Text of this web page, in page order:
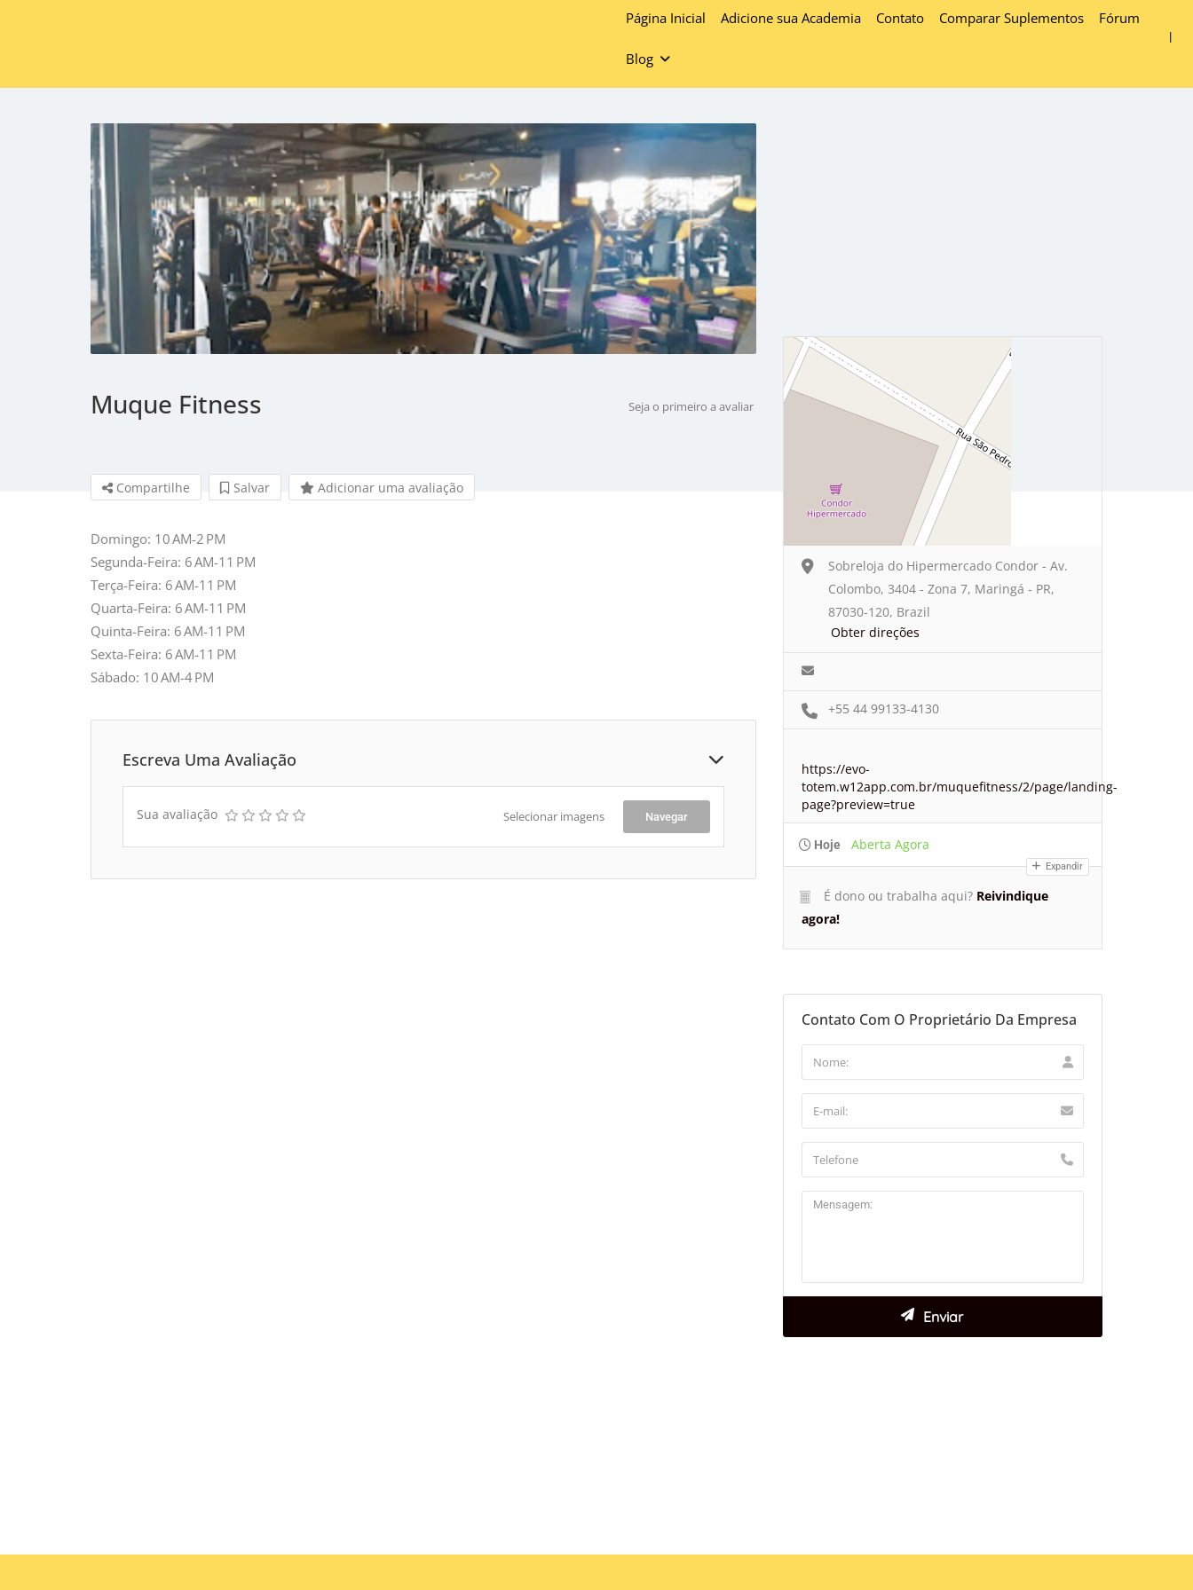
Página Inicial Adicione sua Academia Contato Comparar Suplementos Fórum
Blog
Muque Fitness Seja o primeiro a avaliar
Compartilhe Salvar Adicionar uma avaliação
Domingo: 10 AM-2 PM
Segunda-Feira: 6 AM-11 PM
Terça-Feira: 6 AM-11 PM
Quarta-Feira: 6 AM-11 PM
Quinta-Feira: 6 AM-11 PM
Sexta-Feira: 6 AM-11 PM
Sábado: 10 AM-4 PM
Escreva Uma Avaliação
Sua avaliação Selecionar imagens Navegar
Sobreloja do Hipermercado Condor - Av.
Colombo, 3404 - Zona 7, Maringá - PR,
87030-120, Brazil
Obter direções
+55 44 99133-4130
https://evo-
totem.w12app.com.br/muquefitness/2/page/landing-
page?preview=true
Hoje Aberta Agora
Expandir
É dono ou trabalha aqui? Reivindique
agora!
Contato Com O Proprietário Da Empresa